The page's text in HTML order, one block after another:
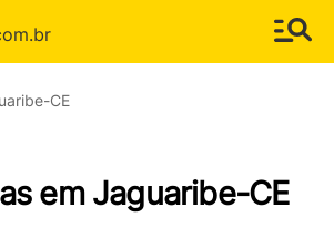
CE
em Jaguaribe-CE